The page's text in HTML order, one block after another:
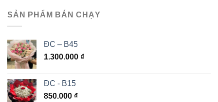
SẢN PHẨM BÁN CHẠY
ĐC – B45
1.300.000 ₫
ĐC - B15
850.000 ₫